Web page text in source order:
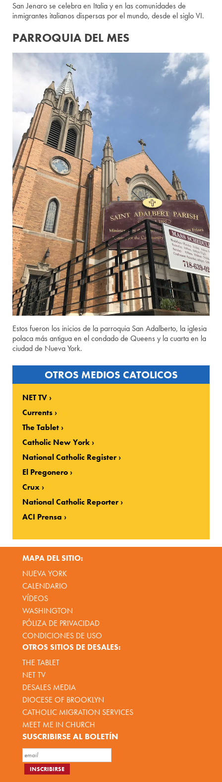
San Jenaro se celebra en Italia y en las comunidades de
inmigrantes italianos dispersas por el mundo, desde el siglo VI.
PARROQUIA DEL MES
Estos fueron los inicios de la parroquia San Adalberto, la iglesia
polaca más antigua en el condado de Queens y la cuarta en la
ciudad de Nueva York.
OTROS MEDIOS CATOLICOS
NET TV
Currents
The Tablet
Catholic New York
National Catholic Register
El Pregonero
Crux
National Catholic Reporter
ACI Prensa
MAPA DEL SITIO:
NUEVA YORK
CALENDARIO
VÍDEOS
WASHINGTON
PÓLIZA DE PRIVACIDAD
CONDICIONES DE USO
OTROS SITIOS DE DESALES:
THE TABLET
NET TV
DESALES MEDIA
DIOCESE OF BROOKLYN
CATHOLIC MIGRATION SERVICES
MEET ME IN CHURCH
SUSCRIBIRSE AL BOLETÍN